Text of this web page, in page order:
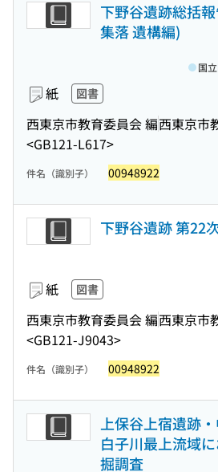
下野谷遺跡総括
集落 遺構編)
紙 図書
西東京市教育委員会 編西東京市
<GB121-L617>
国
件名（識別子） 00948922
下野谷遺跡 第22
紙 図書
西東京市教育委員会 編西東京市
<GB121-J9043>
件名（識別子） 00948922
上保谷上宿遺跡
白子川最上流域
掘調査